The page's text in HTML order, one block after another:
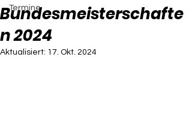
Termine
Bundesmeisterschafte
n 2024
Aktualisiert: 17. Okt. 2024